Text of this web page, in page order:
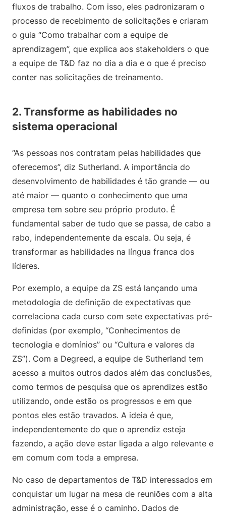
fluxos de trabalho. Com isso, eles padronizaram o
processo de recebimento de solicitações e criaram
o guia “Como trabalhar com a equipe de
aprendizagem”, que explica aos stakeholders o que
a equipe de T&D faz no dia a dia e o que é preciso
conter nas solicitações de treinamento.
2. Transforme as habilidades no
sistema operacional
“As pessoas nos contratam pelas habilidades que
oferecemos”, diz Sutherland. A importância do
desenvolvimento de habilidades é tão grande — ou
até maior — quanto o conhecimento que uma
empresa tem sobre seu próprio produto. É
fundamental saber de tudo que se passa, de cabo a
rabo, independentemente da escala. Ou seja, é
transformar as habilidades na língua franca dos
líderes.
Por exemplo, a equipe da ZS está lançando uma
metodologia de definição de expectativas que
correlaciona cada curso com sete expectativas pré-
definidas (por exemplo, “Conhecimentos de
tecnologia e domínios” ou “Cultura e valores da
ZS”). Com a Degreed, a equipe de Sutherland tem
acesso a muitos outros dados além das conclusões,
como termos de pesquisa que os aprendizes estão
utilizando, onde estão os progressos e em que
pontos eles estão travados. A ideia é que,
independentemente do que o aprendiz esteja
fazendo, a ação deve estar ligada a algo relevante e
em comum com toda a empresa.
No caso de departamentos de T&D interessados em
conquistar um lugar na mesa de reuniões com a alta
administração, esse é o caminho. Dados de